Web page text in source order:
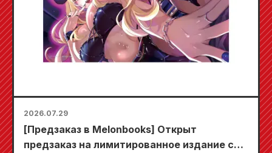
2026.07.29
[Предзаказ в Melonbooks] Открыт
предзаказ на лимитированное издание со